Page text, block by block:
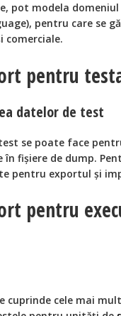
pot modela domeniul
pentru care se
comerciale.
pentru
datelor de test
se poate face
fişiere de dump.
pentru exportul şi
pentru
cuprinde cele mai